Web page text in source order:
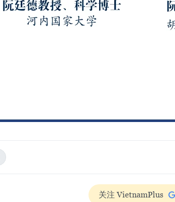
关注 VietnamPlus